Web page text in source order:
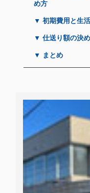
め方
▼ 初期費用と生
▼ 仕送り額の決
▼ まとめ